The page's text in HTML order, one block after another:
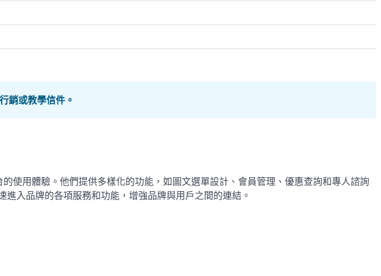
銷或教學信件。
使用體驗。 他們提供多樣化的功能，如圖文選單設計、會員管理、優惠查詢和專人諮詢
入品牌的各項服務和功能，增強品牌與用戶之間的連結。